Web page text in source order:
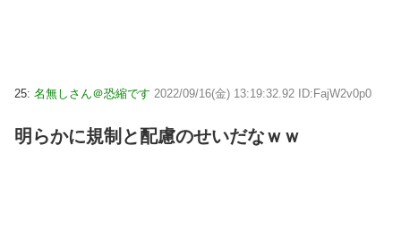
25: 名無しさん＠恐縮です 2022/09/16(金) 13:19:32.92 ID:FajW2v0p0
明らかに規制と配慮のせいだなｗｗ